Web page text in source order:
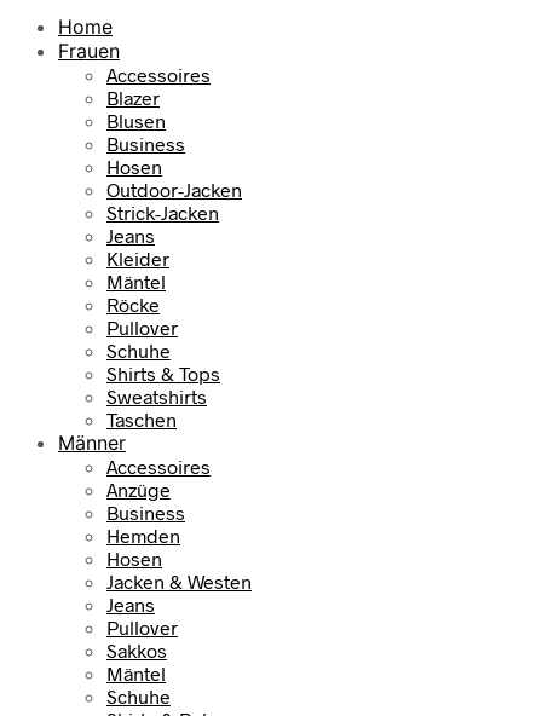
Home
Frauen
Accessoires
Blazer
Blusen
Business
Hosen
Outdoor-Jacken
Strick-Jacken
Jeans
Kleider
Mäntel
Röcke
Pullover
Schuhe
Shirts & Tops
Sweatshirts
Taschen
Männer
Accessoires
Anzüge
Business
Hemden
Hosen
Jacken & Westen
Jeans
Pullover
Sakkos
Mäntel
Schuhe